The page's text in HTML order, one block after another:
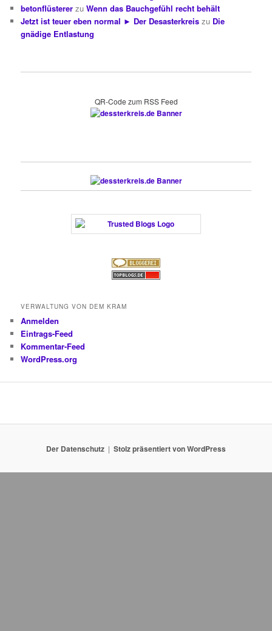
betonflüsterer zuWenn das Bauchgefühl recht behält
Jetzt ist teuer eben normal ► Der Desasterkreis zu Die
gnädige Entlastung
QR-Code zum RSS Feed
VERWALTUNG VON DEM KRAM
Anmelden
Eintrags-Feed
Kommentar-Feed
WordPress.org
Der Datenschutz Stolz präsentiert von WordPress